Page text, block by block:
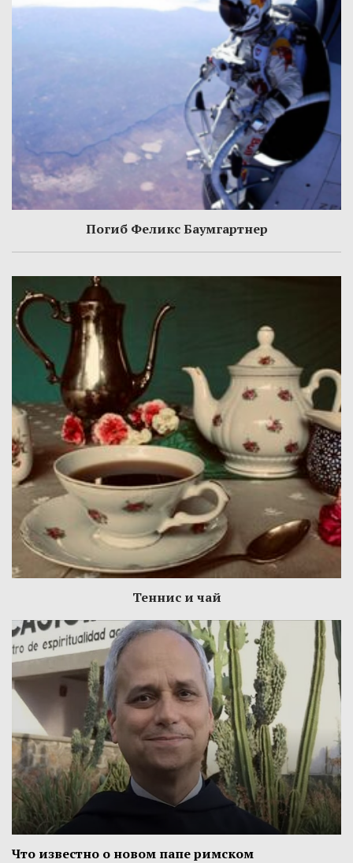
Погиб Феликс Баумгартнер
Теннис и чай
Что известно о новом папе римском